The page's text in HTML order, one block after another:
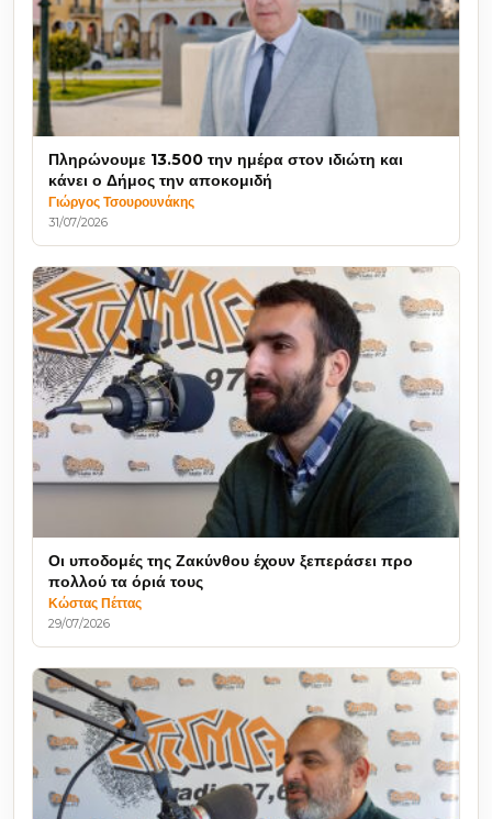
Πληρώνουμε 13.500 την ημέρα στον ιδιώτη και
κάνει ο Δήμος την αποκομιδή
Γιώργος Τσουρουνάκης
31/07/2026
Οι υποδομές της Ζακύνθου έχουν ξεπεράσει προ
πολλού τα όριά τους
Κώστας Πέττας
29/07/2026